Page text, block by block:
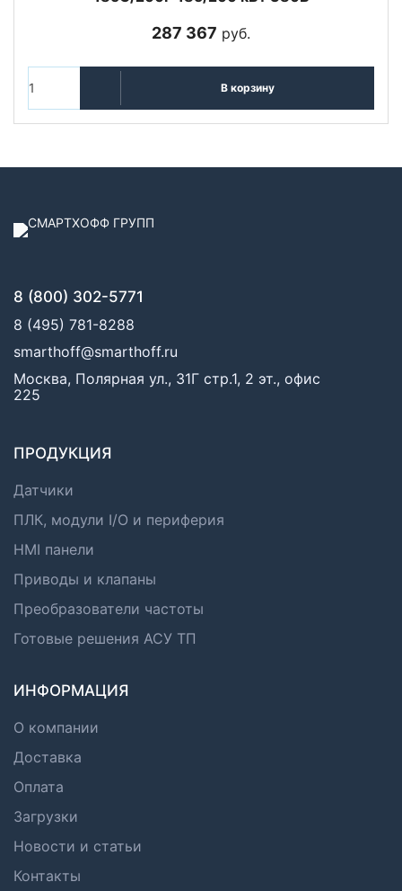
287 367 руб.
В корзину
8 (800) 302-5771
8 (495) 781-8288
smarthoff@smarthoff.ru
Москва, Полярная ул., 31Г стр.1, 2 эт., офис
225
ПРОДУКЦИЯ
Датчики
ПЛК, модули I/O и периферия
HMI панели
Приводы и клапаны
Преобразователи частоты
Готовые решения АСУ ТП
ИНФОРМАЦИЯ
О компании
Доставка
Оплата
Загрузки
Новости и статьи
Контакты